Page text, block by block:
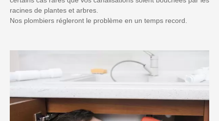
racines de plantes et arbres.
Nos plombiers régleront le problème en un temps record.